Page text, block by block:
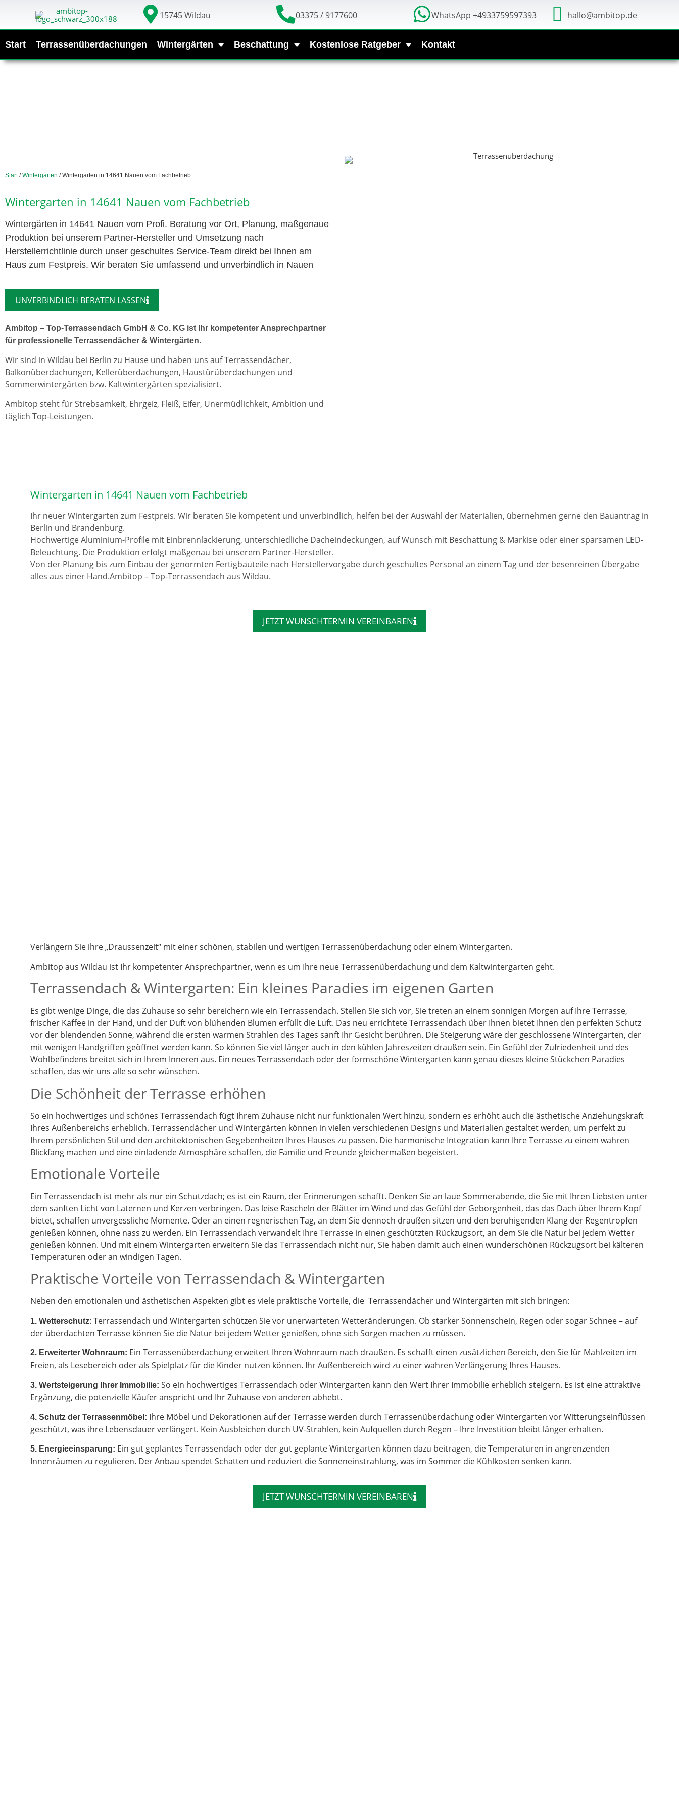
15745 Wildau 03375 / 9177600 WhatsApp +4933759597393 hallo@ambitop.de
Start Terrassenüberdachungen Wintergärten Beschattung Kostenlose Ratgeber Kontakt
Start/Wintergärten / Wintergarten in 14641 Nauen vom Fachbetrieb
Wintergarten in 14641 Nauen vom Fachbetrieb
Wintergärten in 14641 Nauen vom Profi. Beratung vor Ort, Planung, maßgenaue
Produktion bei unserem Partner-Hersteller und Umsetzung nach
Herstellerrichtlinie durch unser geschultes Service-Team direkt bei Ihnen am
Haus zum Festpreis. Wir beraten Sie umfassend und unverbindlich in Nauen
UNVERBINDLICH BERATEN LASSEN
Ambitop – Top-Terrassendach GmbH & Co. KG ist Ihr kompetenter Ansprechpartner
für professionelle Terrassendächer & Wintergärten.
Wir sind in Wildau bei Berlin zu Hause und haben uns auf Terrassendächer,
Balkonüberdachungen, Kellerüberdachungen, Haustürüberdachungen und
Sommerwintergärten bzw. Kaltwintergärten spezialisiert.
Ambitop steht für Strebsamkeit, Ehrgeiz, Fleiß, Eifer, Unermüdlichkeit, Ambition und
täglich Top-Leistungen.
Wintergarten in 14641 Nauen vom Fachbetrieb
Ihr neuer Wintergarten zum Festpreis. Wir beraten Sie kompetent und unverbindlich, helfen bei der Auswahl der Materialien, übernehmen gerne den Bauantrag in
Berlin und Brandenburg.
Hochwertige Aluminium-Profile mit Einbrennlackierung, unterschiedliche Dacheindeckungen, auf Wunsch mit Beschattung & Markise oder einer sparsamen LED-
Beleuchtung. Die Produktion erfolgt maßgenau bei unserem Partner-Hersteller.
Von der Planung bis zum Einbau der genormten Fertigbauteile nach Herstellervorgabe durch geschultes Personal an einem Tag und der besenreinen Übergabe
alles aus einer Hand.Ambitop – Top-Terrassendach aus Wildau.
JETZT WUNSCHTERMIN VEREINBAREN
Verlängern Sie ihre „Draussenzeit“ mit einer schönen, stabilen und wertigen Terrassenüberdachung oder einem Wintergarten.
Ambitop aus Wildau ist Ihr kompetenter Ansprechpartner, wenn es um Ihre neue Terrassenüberdachung und dem Kaltwintergarten geht.
Terrassendach & Wintergarten: Ein kleines Paradies im eigenen Garten
Es gibt wenige Dinge, die das Zuhause so sehr bereichern wie ein Terrassendach. Stellen Sie sich vor, Sie treten an einem sonnigen Morgen auf Ihre Terrasse,
frischer Kaffee in der Hand, und der Duft von blühenden Blumen erfüllt die Luft. Das neu errichtete Terrassendach über Ihnen bietet Ihnen den perfekten Schutz
vor der blendenden Sonne, während die ersten warmen Strahlen des Tages sanft Ihr Gesicht berühren. Die Steigerung wäre der geschlossene Wintergarten, der
mit wenigen Handgriffen geöffnet werden kann. So können Sie viel länger auch in den kühlen Jahreszeiten draußen sein. Ein Gefühl der Zufriedenheit und des
Wohlbefindens breitet sich in Ihrem Inneren aus. Ein neues Terrassendach oder der formschöne Wintergarten kann genau dieses kleine Stückchen Paradies
schaffen, das wir uns alle so sehr wünschen.
Die Schönheit der Terrasse erhöhen
So ein hochwertiges und schönes Terrassendach fügt Ihrem Zuhause nicht nur funktionalen Wert hinzu, sondern es erhöht auch die ästhetische Anziehungskraft
Ihres Außenbereichs erheblich. Terrassendächer und Wintergärten können in vielen verschiedenen Designs und Materialien gestaltet werden, um perfekt zu
Ihrem persönlichen Stil und den architektonischen Gegebenheiten Ihres Hauses zu passen. Die harmonische Integration kann Ihre Terrasse zu einem wahren
Blickfang machen und eine einladende Atmosphäre schaffen, die Familie und Freunde gleichermaßen begeistert.
Emotionale Vorteile
Ein Terrassendach ist mehr als nur ein Schutzdach; es ist ein Raum, der Erinnerungen schafft. Denken Sie an laue Sommerabende, die Sie mit Ihren Liebsten unter
dem sanften Licht von Laternen und Kerzen verbringen. Das leise Rascheln der Blätter im Wind und das Gefühl der Geborgenheit, das das Dach über Ihrem Kopf
bietet, schaffen unvergessliche Momente. Oder an einen regnerischen Tag, an dem Sie dennoch draußen sitzen und den beruhigenden Klang der Regentropfen
genießen können, ohne nass zu werden. Ein Terrassendach verwandelt Ihre Terrasse in einen geschützten Rückzugsort, an dem Sie die Natur bei jedem Wetter
genießen können. Und mit einem Wintergarten erweitern Sie das Terrassendach nicht nur, Sie haben damit auch einen wunderschönen Rückzugsort bei kälteren
Temperaturen oder an windigen Tagen.
Praktische Vorteile von Terrassendach & Wintergarten
Neben den emotionalen und ästhetischen Aspekten gibt es viele praktische Vorteile, die Terrassendächer und Wintergärten mit sich bringen:
1. Wetterschutz: Terrassendach und Wintergarten schützen Sie vor unerwarteten Wetteränderungen. Ob starker Sonnenschein, Regen oder sogar Schnee – auf
der überdachten Terrasse können Sie die Natur bei jedem Wetter genießen, ohne sich Sorgen machen zu müssen.
2. Erweiterter Wohnraum: Ein Terrassenüberdachung erweitert Ihren Wohnraum nach draußen. Es schafft einen zusätzlichen Bereich, den Sie für Mahlzeiten im
Freien, als Lesebereich oder als Spielplatz für die Kinder nutzen können. Ihr Außenbereich wird zu einer wahren Verlängerung Ihres Hauses.
3. Wertsteigerung Ihrer Immobilie: So ein hochwertiges Terrassendach oder Wintergarten kann den Wert Ihrer Immobilie erheblich steigern. Es ist eine attraktive
Ergänzung, die potenzielle Käufer anspricht und Ihr Zuhause von anderen abhebt.
4. Schutz der Terrassenmöbel: Ihre Möbel und Dekorationen auf der Terrasse werden durch Terrassenüberdachung oder Wintergarten vor Witterungseinflüssen
geschützt, was ihre Lebensdauer verlängert. Kein Ausbleichen durch UV-Strahlen, kein Aufquellen durch Regen – Ihre Investition bleibt länger erhalten.
5. Energieeinsparung: Ein gut geplantes Terrassendach oder der gut geplante Wintergarten können dazu beitragen, die Temperaturen in angrenzenden
Innenräumen zu regulieren. Der Anbau spendet Schatten und reduziert die Sonneneinstrahlung, was im Sommer die Kühlkosten senken kann.
JETZT WUNSCHTERMIN VEREINBAREN